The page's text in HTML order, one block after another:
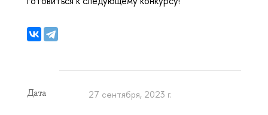
Дата 27 сентября, 2023 г.